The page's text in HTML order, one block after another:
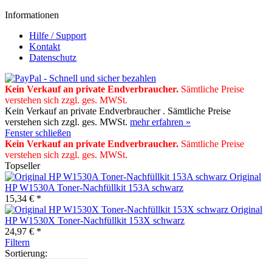
Informationen
Hilfe / Support
Kontakt
Datenschutz
Kein Verkauf an private Endverbraucher. Sämtliche Preise
verstehen sich zzgl. ges. MWSt.
Kein Verkauf an private Endverbraucher . Sämtliche Preise
verstehen sich zzgl. ges. MWSt. mehr erfahren »
Fenster schließen
Kein Verkauf an private Endverbraucher. Sämtliche Preise
verstehen sich zzgl. ges. MWSt.
Topseller
Original
HP W1530A Toner-Nachfüllkit 153A schwarz
15,34 € *
Original
HP W1530X Toner-Nachfüllkit 153X schwarz
24,97 € *
Filtern
Sortierung: